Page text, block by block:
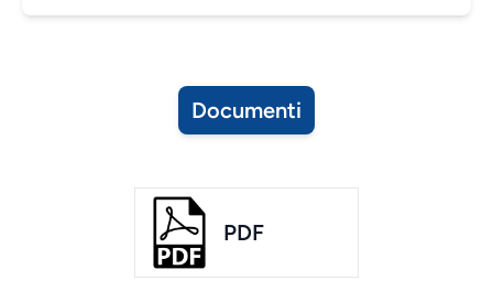
Documenti
PDF